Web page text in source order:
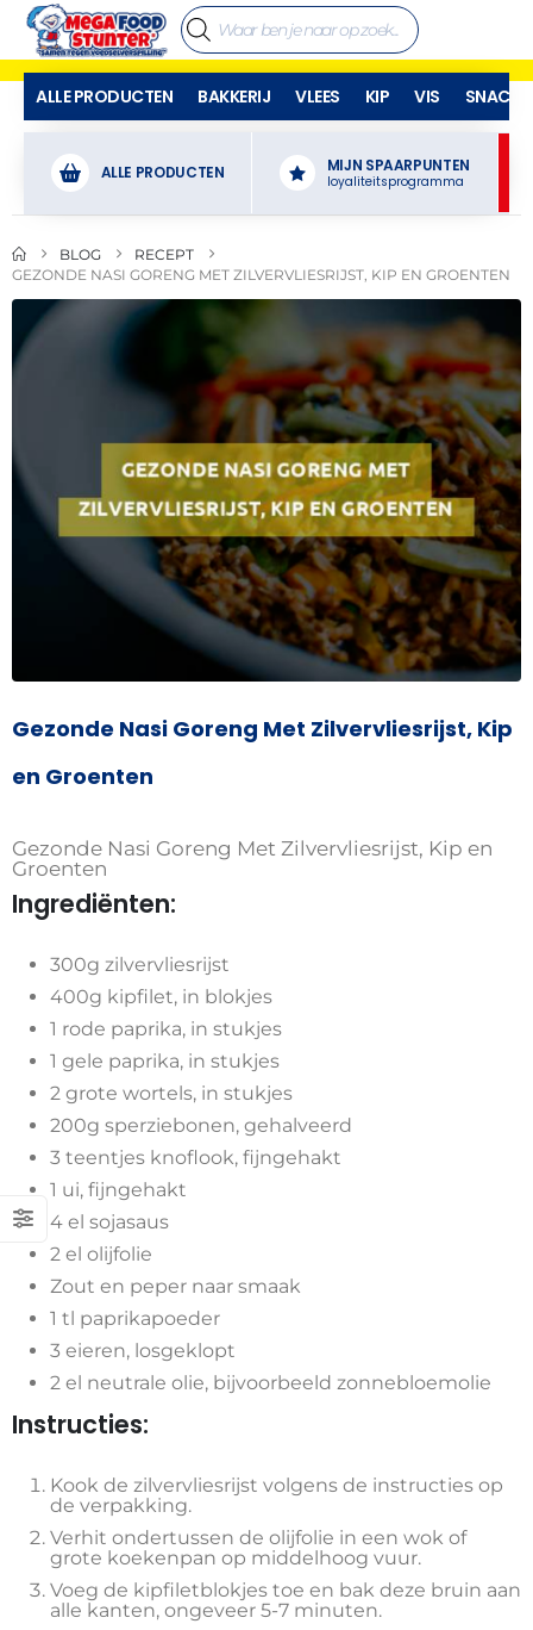
ALLE PRODUCTEN BAKKERIJ VLEES KIP VIS SNACKS
ALLE PRODUCTEN MIJN SPAARPUNTEN
loyaliteitsprogramma
BLOG
RECEPT
GEZONDE NASI GORENG MET ZILVERVLIESRIJST, KIP EN GROENTEN
Gezonde Nasi Goreng Met Zilvervliesrijst, Kip
en Groenten
Gezonde Nasi Goreng Met Zilvervliesrijst, Kip en
Groenten
Ingrediënten:
300g zilvervliesrijst
400g kipfilet, in blokjes
1 rode paprika, in stukjes
1 gele paprika, in stukjes
2 grote wortels, in stukjes
200g sperziebonen, gehalveerd
3 teentjes knoflook, fijngehakt
1 ui, fijngehakt
4 el sojasaus
2 el olijfolie
Zout en peper naar smaak
1 tl paprikapoeder
3 eieren, losgeklopt
2 el neutrale olie, bijvoorbeeld zonnebloemolie
Instructies:
Kook de zilvervliesrijst volgens de instructies op
de verpakking.
Verhit ondertussen de olijfolie in een wok of
grote koekenpan op middelhoog vuur.
Voeg de kipfiletblokjes toe en bak deze bruin aan
alle kanten, ongeveer 5-7 minuten.